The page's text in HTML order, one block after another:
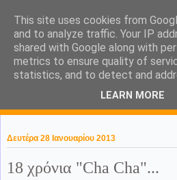
KaPa. Me
without a
Δευτέρα 28 Ιανουαρίου 2013
18 χρόνια "Cha Cha"...
This site uses cookies from
and to analyze traffic. Your IP
shared with Google along with
metrics to ensure quality of
statistics, and to detect and
LEARN MORE